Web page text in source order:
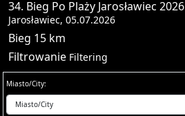
34. Bieg Po Plaży Jarosławiec 2026
Jarosławiec, 05.07.2026
Bieg 15 km
Filtrowanie Filtering
Miasto/City: